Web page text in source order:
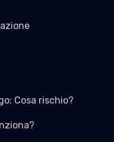
Cosa rischio?